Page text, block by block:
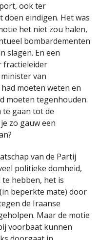
ook ter
eindigen. Het was
het niet zou halen,
bombardementen
slagen. En een
fractieleider
van
moeten weten en
moeten tegenhouden.
te gaan tot de
zo gauw een
van de Partij
politieke domheid,
hebben, het is
beperkte mate) door
de Iraanse
Maar de motie
voorbaat kunnen